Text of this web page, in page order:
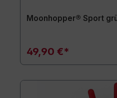
Moonhopper® Sport
49,90 €*